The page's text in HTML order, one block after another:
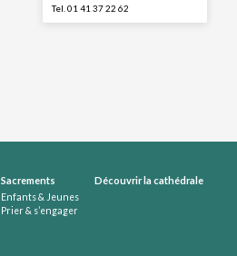
Tel. 01 41 37 22 62
Sacrements
Enfants & Jeunes
Prier & s’engager
Découvrir la cathédrale